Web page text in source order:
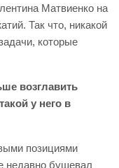
Матвиенко на
Так что, никакой
которые
возглавить
у него в
позициями
недавно бушевал